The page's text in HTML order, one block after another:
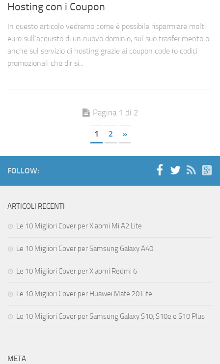
Hosting con i Coupon
In questo articolo vedremo come è possibile risparmiare molti
euro sull’acquisto di un nuovo dominio, sul suo trasferimento o
anche sul servizio di hosting grazie ai coupon code (o codici
promozionali che dir si...
Pagina 1 di 2
1 2 »
FOLLOW:
ARTICOLI RECENTI
Le 10 Migliori Cover per Xiaomi Mi A2 Lite
Le 10 Migliori Cover per Samsung Galaxy A40
Le 10 Migliori Cover per Xiaomi Redmi 6
Le 10 Migliori Cover per Huawei Mate 20 Lite
Le 10 Migliori Cover per Samsung Galaxy S10, S10e e S10 Plus
META